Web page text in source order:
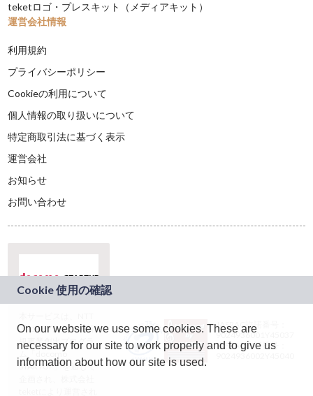
teketロゴ・プレスキット（メディアキット）
運営会社情報
利用規約
プライバシーポリシー
Cookieの利用について
個人情報の取り扱いについて
特定商取引法に基づく表示
運営会社
お知らせ
お問い合わせ
ドコモグループの新
規事業創出プログラ
ム「docomo
STARTUP」を通じて
JASRAC許諾番号：
9024936001Y45037
JASRAC許諾番号：
On our website we use some cookies. These are
necessary for our site to work properly and to give us
information about how our site is used.